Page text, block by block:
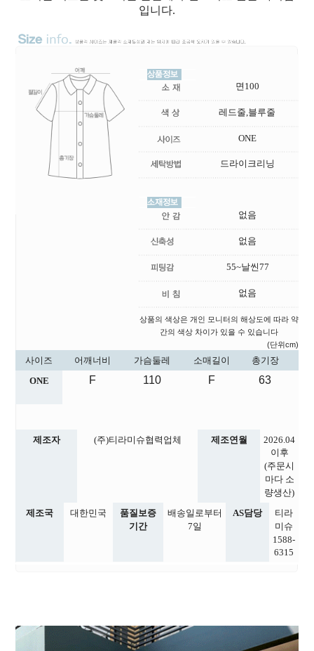
입니다.
면100
레드줄,블루줄
ONE
드라이크리닝
없음
없음
55~날씬77
없음
상품의 색상은 개인 모니터의 해상도에 따라 약
간의 색상 차이가 있을 수 있습니다
(단위cm)
사이즈 어깨너비 가슴둘레 소매길이
총기장
ONE
F 110 F 63
제조자 (주)티라미슈협력업체 제조연월
2026.04
이후
(주문시
마다 소
량생산)
제조국
대한민국
품질보증
기간
배송일로부터
7일
AS담당
티라
미슈
1588-
6315